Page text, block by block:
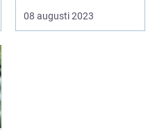
plats för dig som vi...
08 augusti 2023